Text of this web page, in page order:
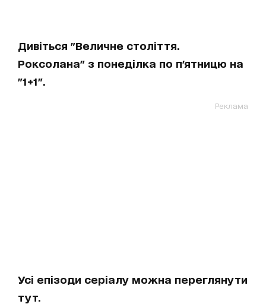
Дивіться "Величне століття.
Роксолана" з понеділка по п'ятницю на
"1+1".
Реклама
Усі епізоди серіалу можна переглянути
тут.